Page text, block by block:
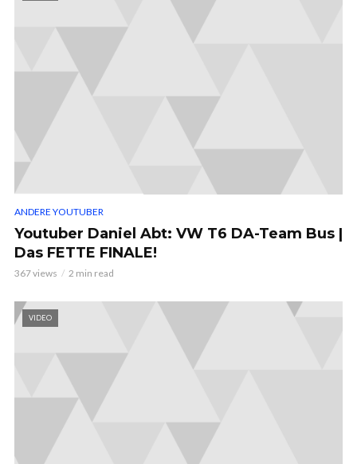
ANDERE YOUTUBER
Youtuber Daniel Abt: VW T6 DA-Team Bus |
Das FETTE FINALE!
367 views 2 min read
VIDEO